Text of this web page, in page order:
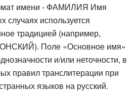
имени - ФАМИЛИЯ Имя
случаях используется
традицией (например,
Поле «Основное имя»
и/или неточности, в
правил транслитерации при
языков на русский.